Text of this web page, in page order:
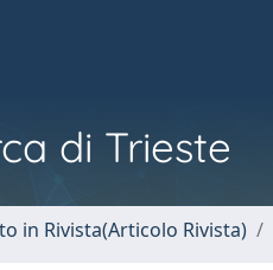
di Trieste
in Rivista(Articolo Rivista)